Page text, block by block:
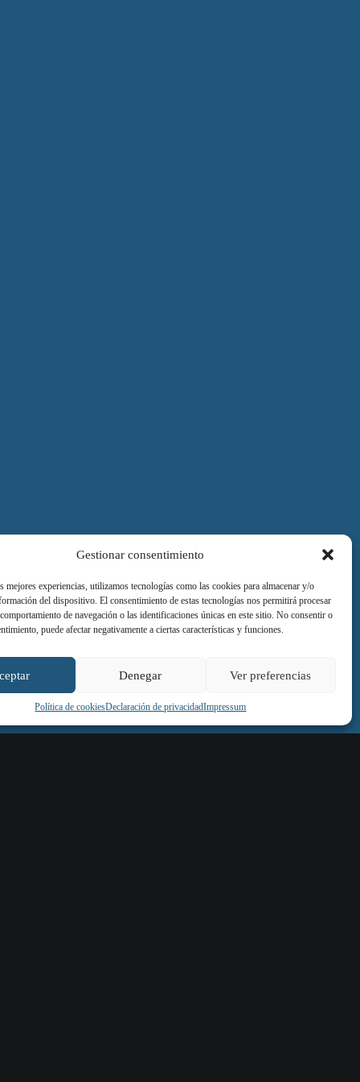
Gestionar consentimiento
mejores experiencias, utilizamos tecnologías como las cookies para almacenar y/o
del dispositivo. El consentimiento de estas tecnologías nos permitirá procesar
de navegación o las identificaciones únicas en este sitio. No consentir o
puede afectar negativamente a ciertas características y funciones.
Denegar Ver preferencias
Política de cookiesDeclaración de privacidadImpressum